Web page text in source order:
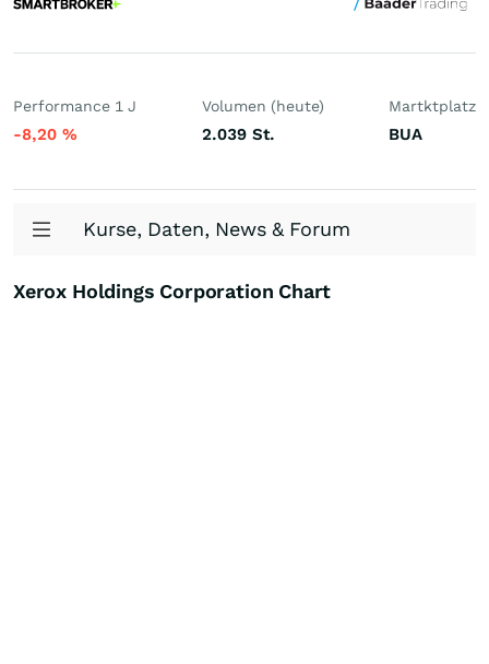
Performance 1 J
-8,20 %
Volumen (heute)
2.039St.
Martktplatz
BUA
Kurse, Daten, News & Forum
Xerox Holdings Corporation Chart